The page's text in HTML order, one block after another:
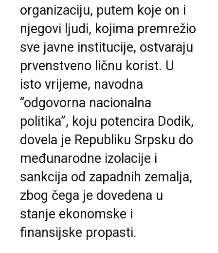
organizaciju, putem koje on i
njegovi ljudi, kojima premrežio
sve javne institucije, ostvaraju
prvenstveno ličnu korist. U
isto vrijeme, navodna
“odgovorna nacionalna
politika”, koju potencira Dodik,
dovela je Republiku Srpsku do
međunarodne izolacije i
sankcija od zapadnih zemalja,
zbog čega je dovedena u
stanje ekonomske i
finansijske propasti.